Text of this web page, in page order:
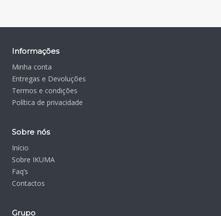
Informações
Minha conta
Entregas e Devoluções
Termos e condições
Política de privacidade
Sobre nós
Início
Sobre IKUMA
Faq’s
Contactos
Grupo